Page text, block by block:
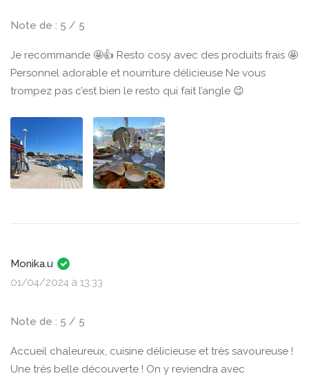
Note de : 5 / 5
Je recommande 🤩👍 Resto cosy avec des produits frais 🤩
Personnel adorable et nourriture délicieuse Ne vous
trompez pas c’est bien le resto qui fait l’angle 😉
Monika.u
01/04/2024 à 13:33
Note de : 5 / 5
Accueil chaleureux, cuisine délicieuse et très savoureuse !
Une très belle découverte ! On y reviendra avec